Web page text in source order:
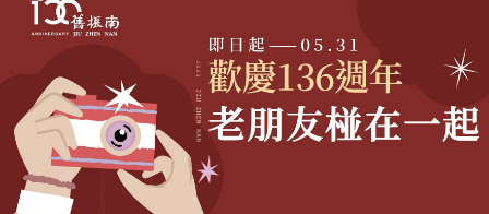
企業客製贈禮區
喜餅預約
企業永續
企業永續發展 ESG
永續新聞集
利害關係人
最新消息
聯絡我們
全台據點
客服中心